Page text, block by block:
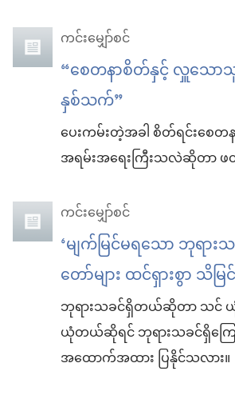
ကင်းမျှော်စင်
“စေတနာစိတ်နှင့် လှူသေ
နှစ်သက်”
ပေးကမ်းတဲ့အခါ စိတ်ရင်းစေတ
အရမ်းအရေးကြီးသလဲဆိုတာ ဖ
ကင်းမျှော်စင်
‘မျက်မြင်မရသော ဘုရ
တော်များ ထင်ရှားစွာ သိမြ
ဘုရားသခင်ရှိတယ်ဆိုတာ သင်
ယုံတယ်ဆိုရင် ဘုရားသခင်ရှိကြေ
အထောက်အထား ပြနိုင်သလား။